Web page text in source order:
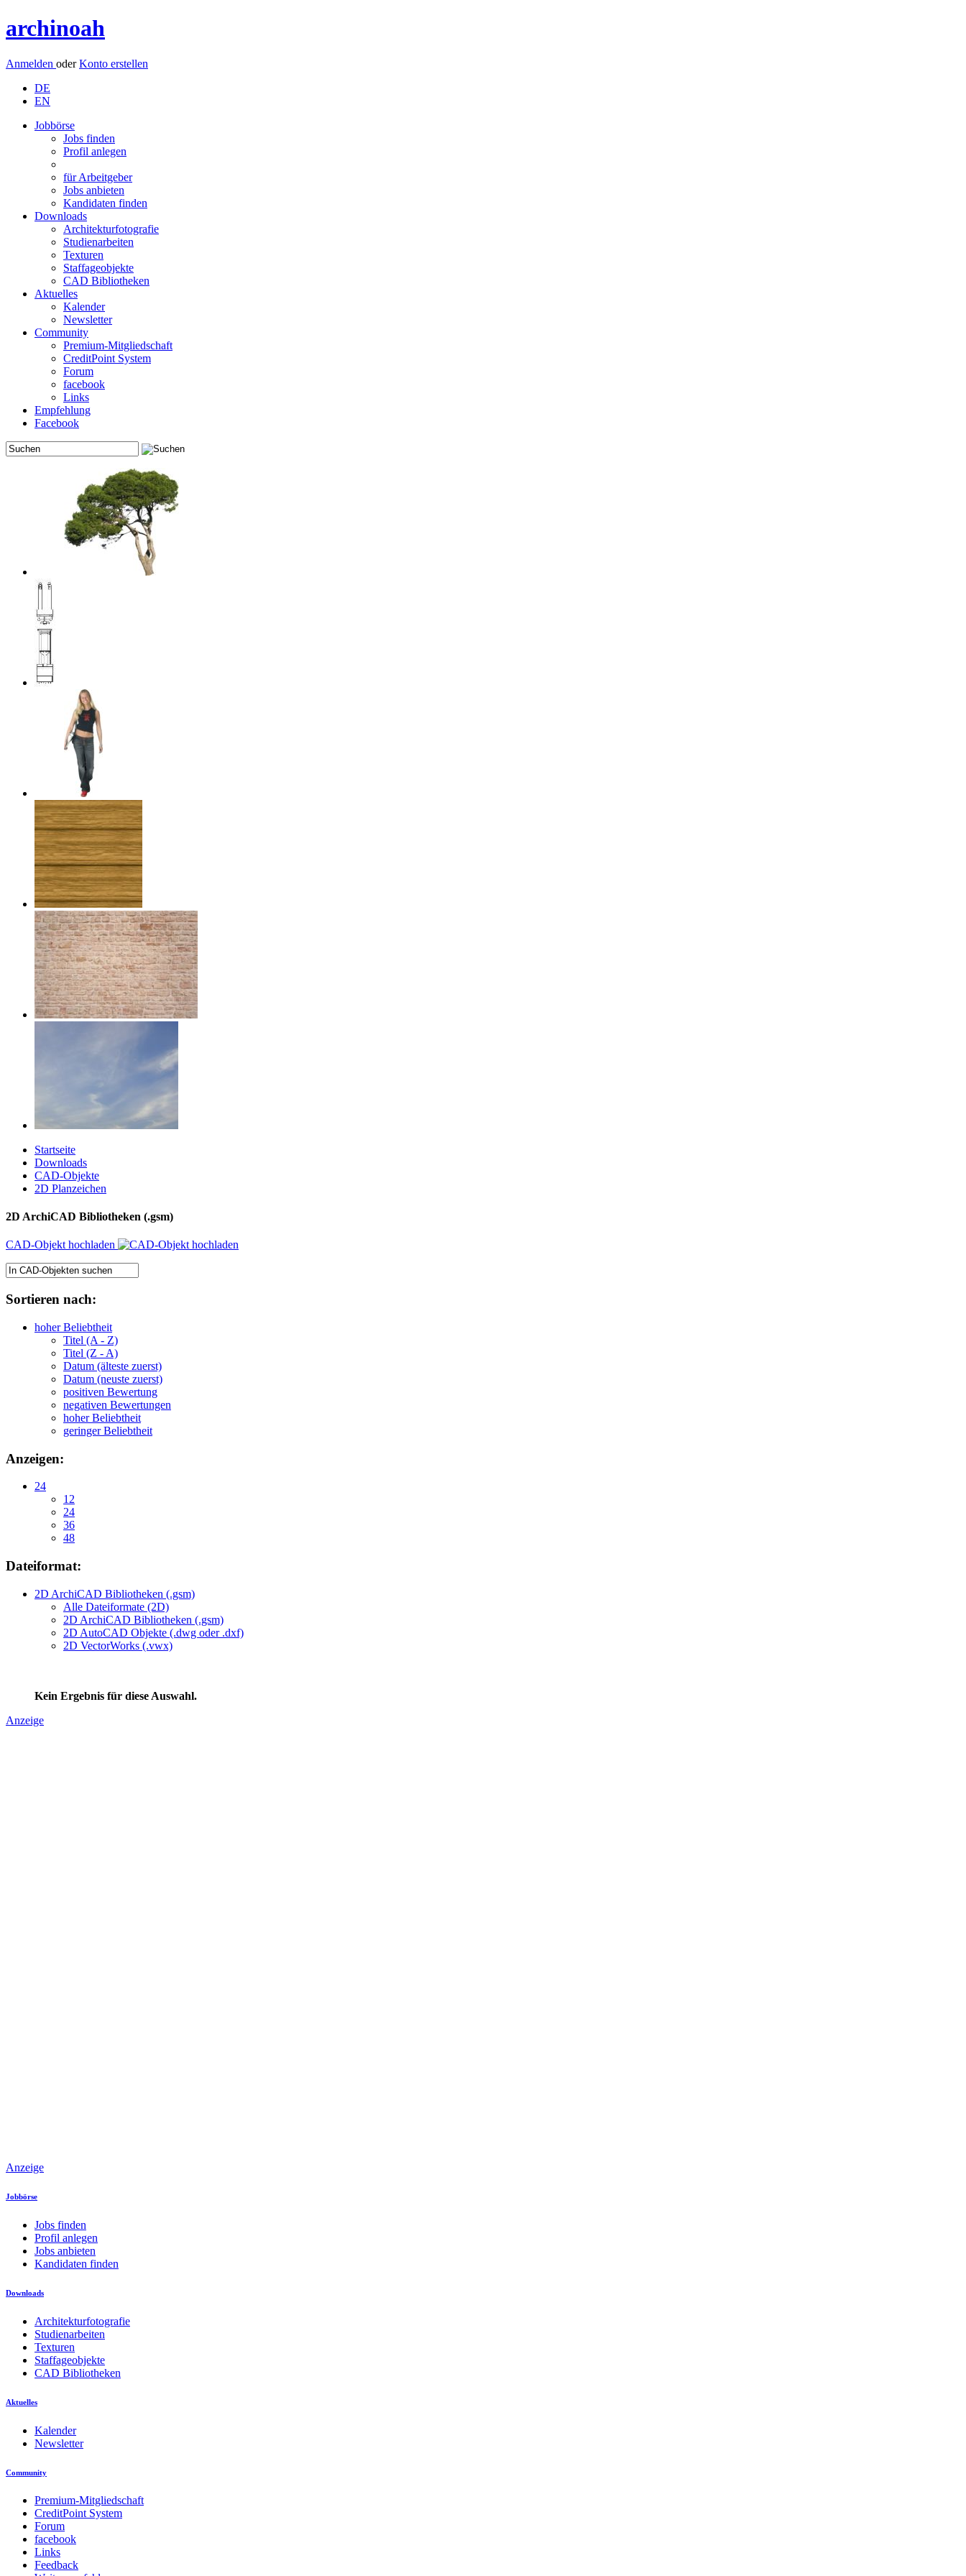
archinoah
Anmelden oderKonto erstellen
DE
EN
Jobbörse
Jobs finden
Profil anlegen
für Arbeitgeber
Jobs anbieten
Kandidaten finden
Downloads
Architekturfotografie
Studienarbeiten
Texturen
Staffageobjekte
CAD Bibliotheken
Aktuelles
Kalender
Newsletter
Community
Premium-Mitgliedschaft
CreditPoint System
Forum
facebook
Links
Empfehlung
Facebook
Startseite
Downloads
CAD-Objekte
2D Planzeichen
2D ArchiCAD Bibliotheken (.gsm)
CAD-Objekt hochladen
Sortieren nach:
hoher Beliebtheit
Titel (A - Z)
Titel (Z - A)
Datum (älteste zuerst)
Datum (neuste zuerst)
positiven Bewertung
negativen Bewertungen
hoher Beliebtheit
geringer Beliebtheit
Anzeigen:
24
12
24
36
48
Dateiformat:
2D ArchiCAD Bibliotheken (.gsm)
Alle Dateiformate (2D)
2D ArchiCAD Bibliotheken (.gsm)
2D AutoCAD Objekte (.dwg oder .dxf)
2D VectorWorks (.vwx)
Kein Ergebnis für diese Auswahl.
Anzeige
Anzeige
Jobbörse
Jobs finden
Profil anlegen
Jobs anbieten
Kandidaten finden
Downloads
Architekturfotografie
Studienarbeiten
Texturen
Staffageobjekte
CAD Bibliotheken
Aktuelles
Kalender
Newsletter
Community
Premium-Mitgliedschaft
CreditPoint System
Forum
facebook
Links
Feedback